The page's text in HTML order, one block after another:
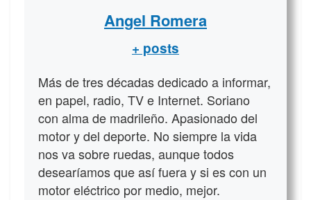
Angel Romera
+ posts
Más de tres décadas dedicado a informar,
en papel, radio, TV e Internet. Soriano
con alma de madrileño. Apasionado del
motor y del deporte. No siempre la vida
nos va sobre ruedas, aunque todos
desearíamos que así fuera y si es con un
motor eléctrico por medio, mejor.